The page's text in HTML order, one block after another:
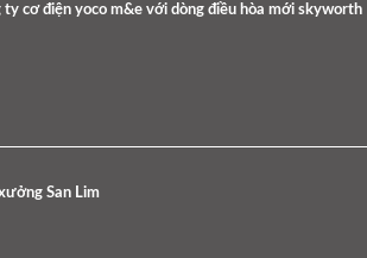
ty cơ điện yoco m&e với dòng điều hòa mới skyworth
San Lim